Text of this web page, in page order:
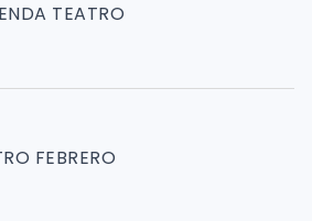
TEATRO
FEBRERO